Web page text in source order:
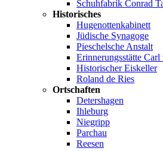
Schuhfabrik Conrad
Historisches
Hugenottenkabinett
Jüdische Synagoge
Pieschelsche Anstalt
Erinnerungsstätte
Historischer Eiskeller
Roland de Ries
Ortschaften
Detershagen
Ihleburg
Niegripp
Parchau
Reesen